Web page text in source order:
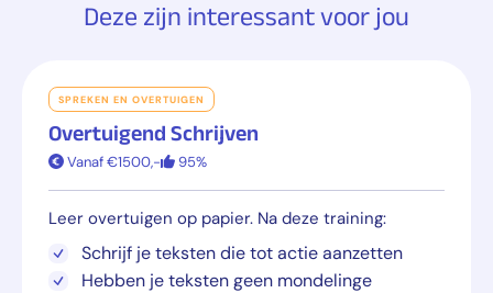
Deze zijn interessant voor jou
SPREKEN EN OVERTUIGEN
Overtuigend Schrijven
Vanaf €1500,- 95%
Leer overtuigen op papier. Na deze training:
Schrijf je teksten die tot actie aanzetten
Hebben je teksten geen mondelinge